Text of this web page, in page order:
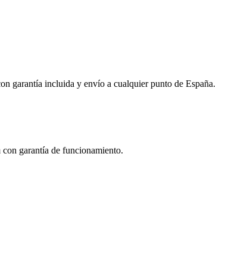
garantía incluida y envío a cualquier punto de España.
garantía de funcionamiento.